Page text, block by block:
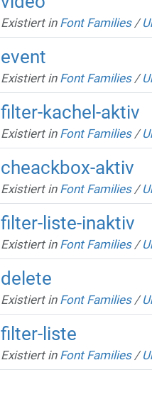
Existiert in Font Families /
event
Existiert in Font Families /
filter-kachel-aktiv
Existiert in Font Families /
cheackbox-aktiv
Existiert in Font Families /
filter-liste-inaktiv
Existiert in Font Families /
delete
Existiert in Font Families /
filter-liste
Existiert in Font Families /